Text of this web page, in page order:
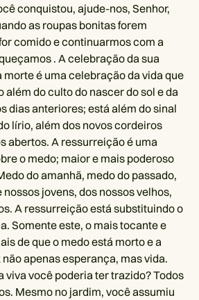
conquistou, ajude-nos, Senhor,
as roupas bonitas forem
comido e continuarmos com a
. A celebração da sua
é uma celebração da vida que
do culto do nascer do sol e da
dias anteriores; está além do sinal
lírio, além dos novos cordeiros
abertos. A ressurreição é uma
o medo; maior e mais poderoso
do amanhã, medo do passado,
nossos jovens, dos nossos velhos,
A ressurreição está substituindo o
Somente este, o mais tocante e
de que o medo está morto e a
apenas esperança, mas vida.
viva você poderia ter trazido? Todos
Mesmo no jardim, você assumiu